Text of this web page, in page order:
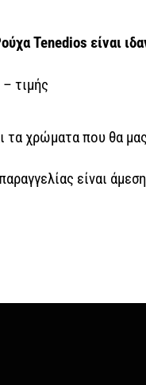
Tenedios είναι
τιμής
τα χρώματα που θα
είναι άμεση